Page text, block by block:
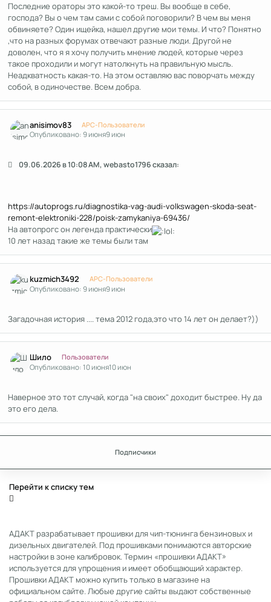
Последние ораторы это какой-то треш. Вы вообще в себе,
господа? Вы о чем там сами с собой поговорили? В чем вы меня
обвиняете? Один ищейка, нашел другие мои темы. И что? Понятно
,что на разных форумах отвечают разные люди. Другой не
доволен, что я я хочу получить мнение людей, которые через
такое проходили и могут натолкнуть на правильную мысль.
Неадкватность какая-то. На этом оставляю вас поворчать между
собой, в одиночестве. Всем добра.
anisimov83 APC-Пользователи
Опубликовано:9 июня9 июн
09.06.2026 в 10:08 AM, webasto1796 сказал:
https://autoprogs.ru/diagnostika-vag-audi-volkswagen-skoda-seat-
remont-elektroniki-228/poisk-zamykaniya-69436/
На автопрогс он легенда практически
10 лет назад такие же темы были там
kuzmich3492 APC-Пользователи
Опубликовано:9 июня9 июн
Загадочная история .... тема 2012 года,это что 14 лет он делает?))
Шило Пользователи
Опубликовано:10 июня10 июн
Наверное это тот случай, когда "на своих" доходит быстрее. Ну да
это его дела.
Подписчики
Перейти к списку тем
АДАКТ разрабатывает прошивки для чип-тюнинга бензиновых и
дизельных двигателей. Под прошивками понимаются авторские
настройки в зоне калибровок. Термин «прошивки АДАКТ»
используется для упрощения и имеет обобщающий характер.
Прошивки АДАКТ можно купить только в магазине на
официальном сайте. Любые другие сайты выдают собственные